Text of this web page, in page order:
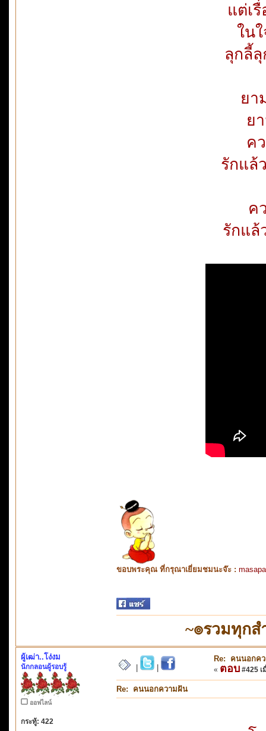
แต่เ
ใน
ลุกลี้
ยา
ย
ค
รักแล้
ค
รักแล้
ขอบพระคุณ ที่กรุณาเยี่ยมชมนะจ๊ะ :
~๏รวมทุก
ผู้เฒ่า..โง่งม
นักกลอนผู้รอบรู้
ออฟไลน์
กระทู้: 422
Re: คนนอกค
« ตอบ #425 เ
Re: คนนอกความฝัน